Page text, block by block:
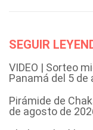
SEGUIR
VIDEO | Sorteo
Panamá del 5 de
Pirámide de
de agosto de